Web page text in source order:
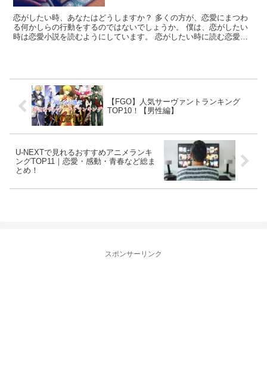
恋がしたい時、あなたはどうしますか？ 多くの方が、恋愛にまつわ
る何かしらの行動をするのではないでしょうか。 僕は、恋がしたい
時は恋愛小説を読むようにしています。 恋がしたい時に読む恋愛小
【FGO】人気サーヴァントランキング
TOP10！【男性編】
U-NEXTで見れるおすすめアニメランキ
ングTOP11｜恋愛・感動・青春など総ま
とめ！
スポンサーリンク